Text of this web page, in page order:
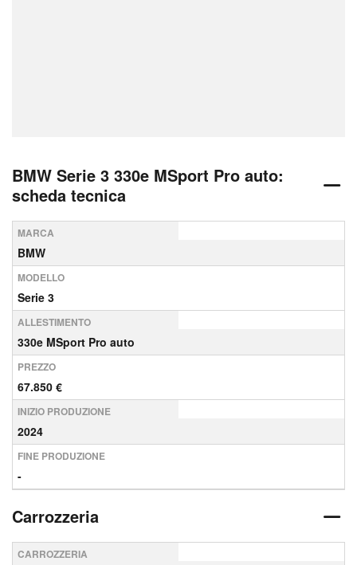
BMW Serie 3 330e MSport Pro auto:
scheda tecnica
MARCA
BMW
MODELLO
Serie 3
ALLESTIMENTO
330e MSport Pro auto
PREZZO
67.850 €
INIZIO PRODUZIONE
2024
FINE PRODUZIONE
-
Carrozzeria
CARROZZERIA